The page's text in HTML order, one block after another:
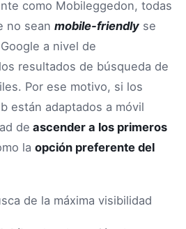
como Mobileggedon, todas
no sean mobile-friendly se
a nivel de
resultados de búsqueda de
Por ese motivo, si los
están adaptados a móvil
de ascender a los primeros
la opción preferente del